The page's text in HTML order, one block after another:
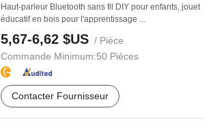
Haut-parleur Bluetooth sans fil DIY pour enfants, jouet
éducatif en bois pour l'apprentissage ...
5,67-6,62 $US / Pièce
Commande Minimum:50 Pièces
Contacter Fournisseur